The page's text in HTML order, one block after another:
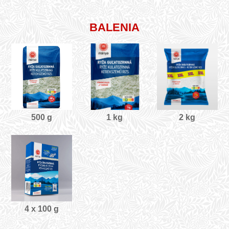
BALENIA
500 g 1 kg 2 kg
4 x 100 g